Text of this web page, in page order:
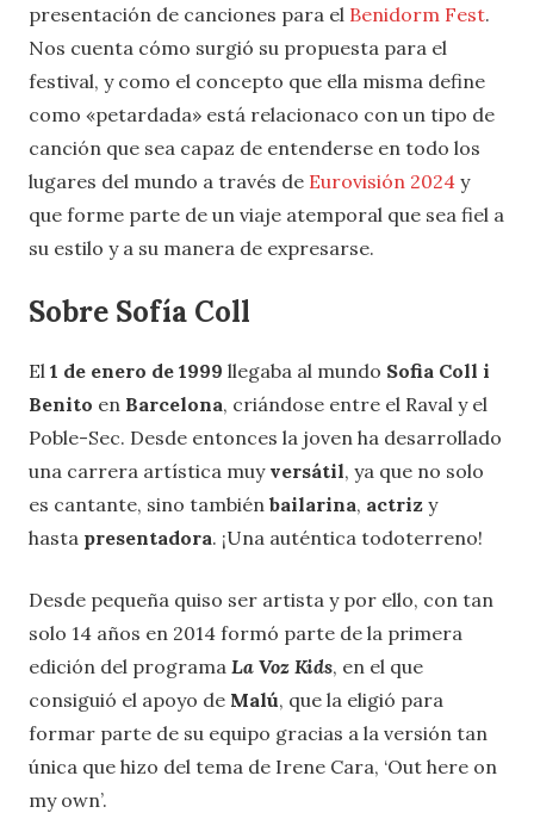
presentación de canciones para el Benidorm Fest.
Nos cuenta cómo surgió su propuesta para el
festival, y como el concepto que ella misma define
como «petardada» está relacionaco con un tipo de
canción que sea capaz de entenderse en todo los
lugares del mundo a través de Eurovisión 2024 y
que forme parte de un viaje atemporal que sea fiel a
su estilo y a su manera de expresarse.
Sobre Sofía Coll
El 1 de enero de 1999 llegaba al mundo Sofia Coll i
Benito en Barcelona, criándose entre el Raval y el
Poble-Sec. Desde entonces la joven ha desarrollado
una carrera artística muy versátil, ya que no solo
es cantante, sino también bailarina, actriz y
hasta presentadora. ¡Una auténtica todoterreno!
Desde pequeña quiso ser artista y por ello, con tan
solo 14 años en 2014 formó parte de la primera
edición del programa La Voz Kids, en el que
consiguió el apoyo de Malú, que la eligió para
formar parte de su equipo gracias a la versión tan
única que hizo del tema de Irene Cara, ‘Out here on
my own’.